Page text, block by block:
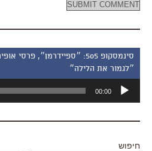
סינמסקופ 505: ״ספיידרמן״,
״לגמור את הלילה״
אודיו
00:00
חיפוש